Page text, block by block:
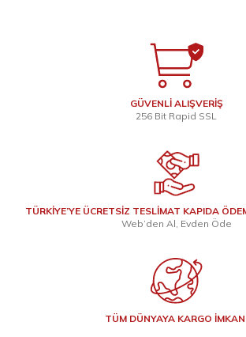
GÜVENLİ ALIŞVERİŞ
256 Bit Rapid SSL
TÜRKİYE’YE ÜCRETSİZ TESLİMAT KAPIDA
Web’den Al, Evden Öde
TÜM DÜNYAYA KARGO